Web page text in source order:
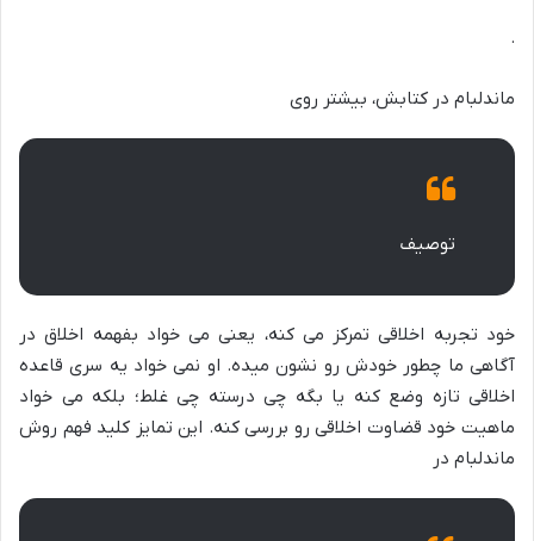
.
ماندلبام در کتابش، بیشتر روی
توصیف
خود تجربه اخلاقی تمرکز می کنه، یعنی می خواد بفهمه اخلاق در
آگاهی ما چطور خودش رو نشون میده. او نمی خواد یه سری قاعده
اخلاقی تازه وضع کنه یا بگه چی درسته چی غلط؛ بلکه می خواد
ماهیت خود قضاوت اخلاقی رو بررسی کنه. این تمایز کلید فهم روش
ماندلبام در